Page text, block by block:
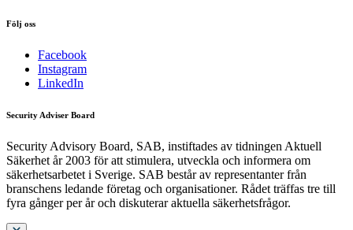
Följ oss
Facebook
Instagram
LinkedIn
Security Adviser Board
Security Advisory Board, SAB, instiftades av tidningen Aktuell
Säkerhet år 2003 för att stimulera, utveckla och informera om
säkerhetsarbetet i Sverige. SAB består av representanter från
branschens ledande företag och organisationer. Rådet träffas tre till
fyra gånger per år och diskuterar aktuella säkerhetsfrågor.